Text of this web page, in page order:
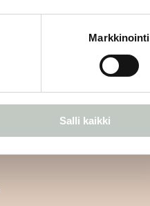
Markkinointi
Salli kaikki